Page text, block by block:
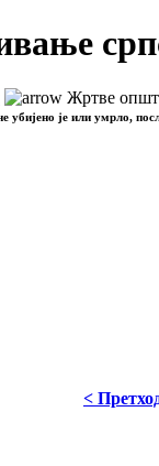
Жртве
је или умрло,
<